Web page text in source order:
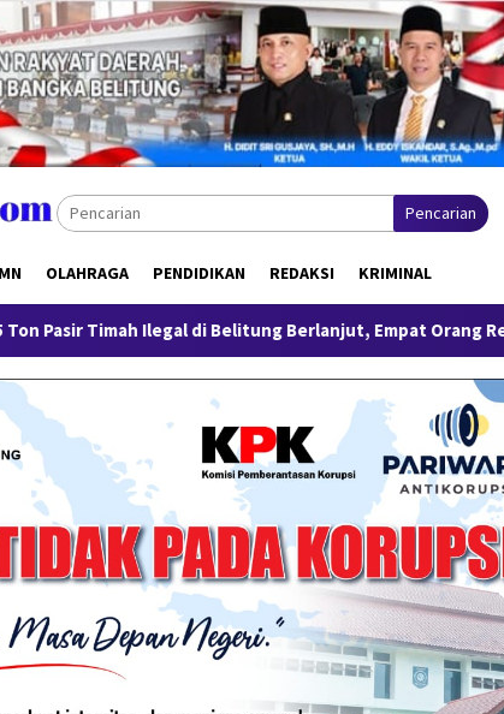
Pencarian
OLAHRAGA PENDIDIKAN REDAKSI KRIMINAL
Belitung Berlanjut, Empat Orang Resmi Tersangka